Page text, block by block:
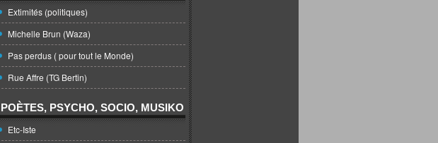
Extimités (politiques)
Michelle Brun (Waza)
Pas perdus ( pour tout le Monde)
Rue Affre (TG Bertin)
POÈTES, PSYCHO, SOCIO, MUSIKO
Etc-Iste